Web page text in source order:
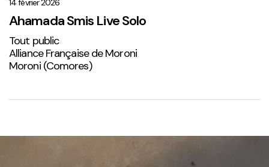
Live
Solo
2
14 février 2026
Ahamada Smis Live Solo
Tout public
Alliance Française de Moroni
Moroni (Comores)